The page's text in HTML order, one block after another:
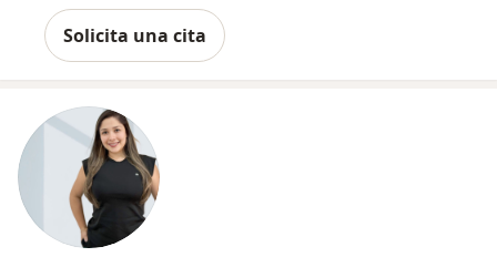
Solicita una cita